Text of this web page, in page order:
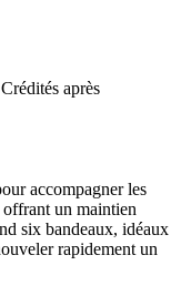
Crédités après
accompagner les
offrant un maintien
six bandeaux, idéaux
rapidement un